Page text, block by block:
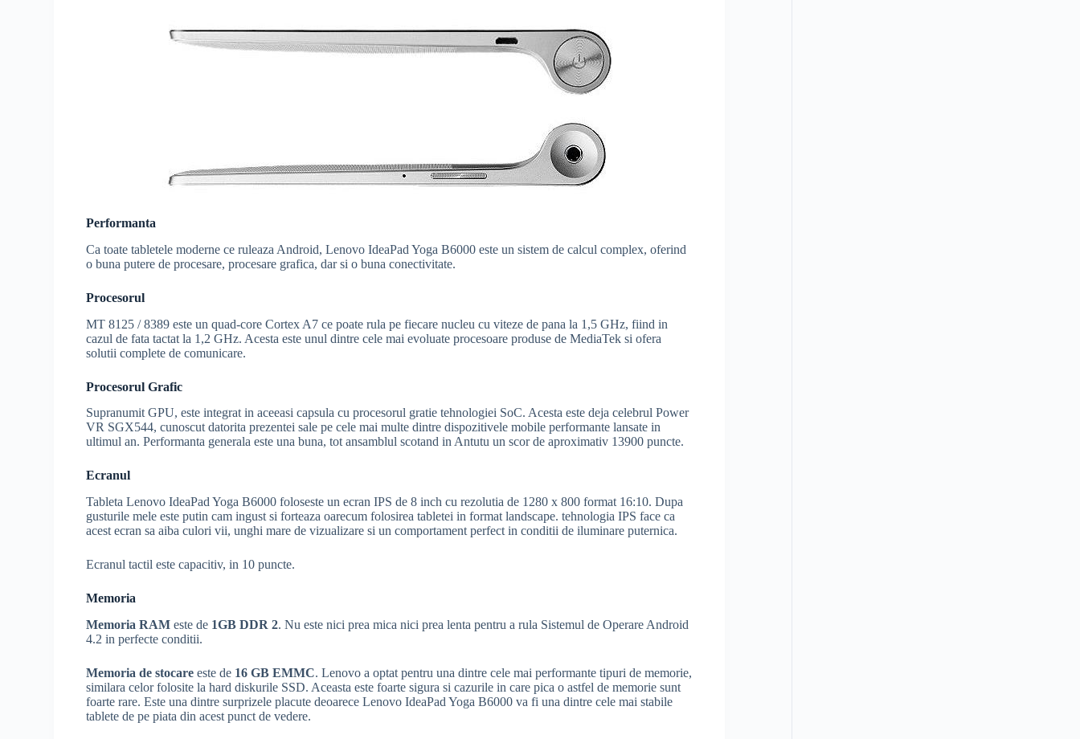
Performanta
Ca toate tabletele moderne ce ruleaza Android, Lenovo IdeaPad Yoga B6000 este un sistem de calcul complex, oferind
o buna putere de procesare, procesare grafica, dar si o buna conectivitate.
Procesorul
MT 8125 / 8389 este un quad-core Cortex A7 ce poate rula pe fiecare nucleu cu viteze de pana la 1,5 GHz, fiind in
cazul de fata tactat la 1,2 GHz. Acesta este unul dintre cele mai evoluate procesoare produse de MediaTek si ofera
solutii complete de comunicare.
Procesorul Grafic
Supranumit GPU, este integrat in aceeasi capsula cu procesorul gratie tehnologiei SoC. Acesta este deja celebrul Power
VR SGX544, cunoscut datorita prezentei sale pe cele mai multe dintre dispozitivele mobile performante lansate in
ultimul an. Performanta generala este una buna, tot ansamblul scotand in Antutu un scor de aproximativ 13900 puncte.
Ecranul
Tableta Lenovo IdeaPad Yoga B6000 foloseste un ecran IPS de 8 inch cu rezolutia de 1280 x 800 format 16:10. Dupa
gusturile mele este putin cam ingust si forteaza oarecum folosirea tabletei in format landscape. tehnologia IPS face ca
acest ecran sa aiba culori vii, unghi mare de vizualizare si un comportament perfect in conditii de iluminare puternica.
Ecranul tactil este capacitiv, in 10 puncte.
Memoria
Memoria RAM este de 1GB DDR 2. Nu este nici prea mica nici prea lenta pentru a rula Sistemul de Operare Android
4.2 in perfecte conditii.
Memoria de stocare este de 16 GB EMMC. Lenovo a optat pentru una dintre cele mai performante tipuri de memorie,
similara celor folosite la hard diskurile SSD. Aceasta este foarte sigura si cazurile in care pica o astfel de memorie sunt
foarte rare. Este una dintre surprizele placute deoarece Lenovo IdeaPad Yoga B6000 va fi una dintre cele mai stabile
tablete de pe piata din acest punct de vedere.